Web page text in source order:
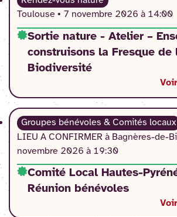
Toulouse • 7 novembre 2026 à 14:00
Sortie nature - Atelier –
construisons la Fresque de
Biodiversité
Groupes bénévoles & Comités locaux
LIEU A CONFIRMER à Bagnères-de-
novembre 2026 à 19:30
Comité Local Hautes-
Réunion bénévoles